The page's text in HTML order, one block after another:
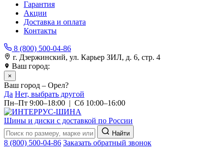
Гарантия
Акции
Доставка и оплата
Контакты
8 (800) 500-04-86
г. Дзержинский, ул. Карьер ЗИЛ, д. 6, стр. 4
Ваш город:
×
Ваш город – Орел?
Да Нет, выбрать другой
Пн–Пт 9:00–18:00 | Сб 10:00–16:00
Шины и диски с доставкой по России
Найти
8 (800) 500-04-86 Заказать обратный звонок